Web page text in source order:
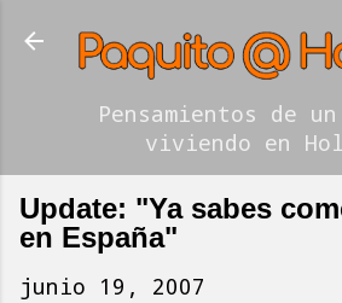
Ir al contenido
Pensamientos de
viviendo en
Update: "Ya sabes
en España"
junio 19, 2007